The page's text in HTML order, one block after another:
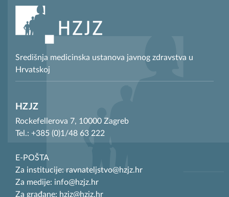
Središnja medicinska ustanova javnog zdravstva u
Hrvatskoj
HZJZ
Rockefellerova 7, 10000 Zagreb
Tel.: +385 (0)1/48 63 222
E-POŠTA
Za institucije: ravnateljstvo@hzjz.hr
Za medije: info@hzjz.hr
Za građane: hzjz@hzjz.hr